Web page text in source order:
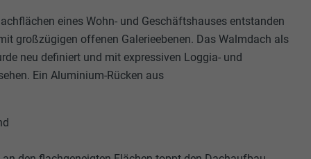
eines Wohn- und Geschäftshauses entstanden
großzügigen offenen Galerieebenen. Das Walmdach als
neu definiert und mit expressiven Loggia- und
Ein Aluminium-Rücken aus